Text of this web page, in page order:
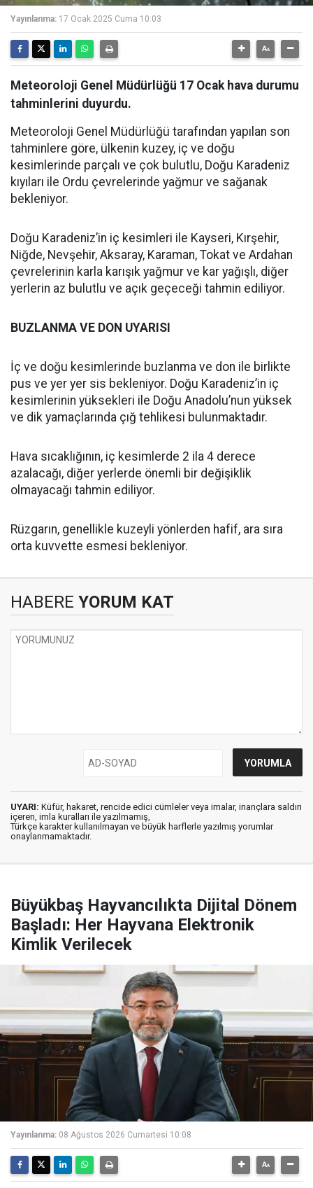
Yayınlanma: 17 Ocak 2025 Cuma 10:03
Meteoroloji Genel Müdürlüğü 17 Ocak hava durumu
tahminlerini duyurdu.
Meteoroloji Genel Müdürlüğü tarafından yapılan son
tahminlere göre, ülkenin kuzey, iç ve doğu
kesimlerinde parçalı ve çok bulutlu, Doğu Karadeniz
kıyıları ile Ordu çevrelerinde yağmur ve sağanak
bekleniyor.
Doğu Karadeniz’in iç kesimleri ile Kayseri, Kırşehir,
Niğde, Nevşehir, Aksaray, Karaman, Tokat ve Ardahan
çevrelerinin karla karışık yağmur ve kar yağışlı, diğer
yerlerin az bulutlu ve açık geçeceği tahmin ediliyor.
BUZLANMA VE DON UYARISI
İç ve doğu kesimlerinde buzlanma ve don ile birlikte
pus ve yer yer sis bekleniyor. Doğu Karadeniz’in iç
kesimlerinin yüksekleri ile Doğu Anadolu’nun yüksek
ve dik yamaçlarında çığ tehlikesi bulunmaktadır.
Hava sıcaklığının, iç kesimlerde 2 ila 4 derece
azalacağı, diğer yerlerde önemli bir değişiklik
olmayacağı tahmin ediliyor.
Rüzgarın, genellikle kuzeyli yönlerden hafif, ara sıra
orta kuvvette esmesi bekleniyor.
HABERE YORUM KAT
UYARI: Küfür, hakaret, rencide edici cümleler veya imalar, inançlara saldırı
içeren, imla kuralları ile yazılmamış,
Türkçe karakter kullanılmayan ve büyük harflerle yazılmış yorumlar
onaylanmamaktadır.
Büyükbaş Hayvancılıkta Dijital Dönem
Başladı: Her Hayvana Elektronik
Kimlik Verilecek
Yayınlanma: 08 Ağustos 2026 Cumartesi 10:08